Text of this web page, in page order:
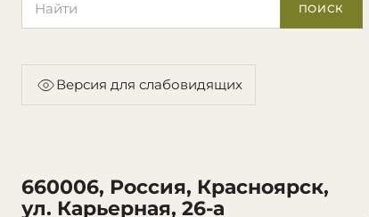
ПОИСК
Версия для слабовидящих
660006, Россия, Красноярск,
ул. Карьерная, 26-а